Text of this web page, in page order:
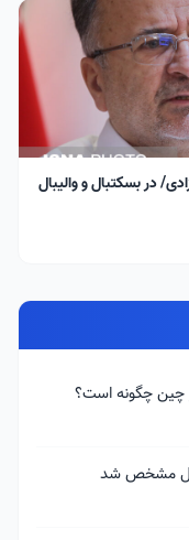
سالن ۱۲ هزار نفری آزادی/ در بسکتبال و والیبال
چین چگونه است؟
مشخص شد